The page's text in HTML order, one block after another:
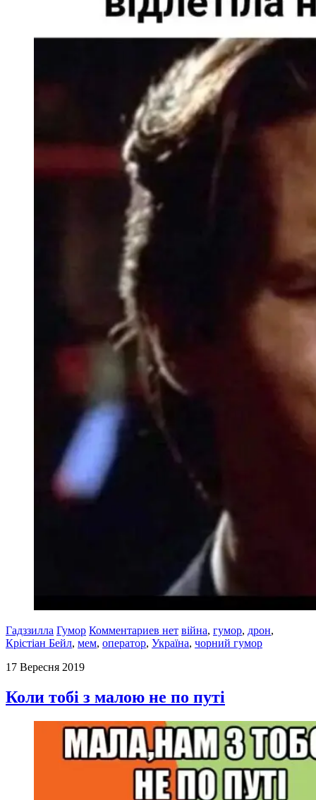
Гадззилла Гумор Комментариев нет війна, гумор, дрон,
Крістіан Бейл, мем, оператор, Україна, чорний гумор
17 Вересня 2019
Коли тобі з малою не по путі